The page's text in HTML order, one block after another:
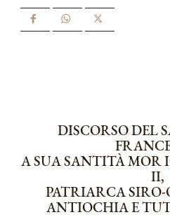
DISCORSO DEL
A SUA SANTITÀ MOR
II,
PATRIARCA SIRO-
ANTIOCHIA E